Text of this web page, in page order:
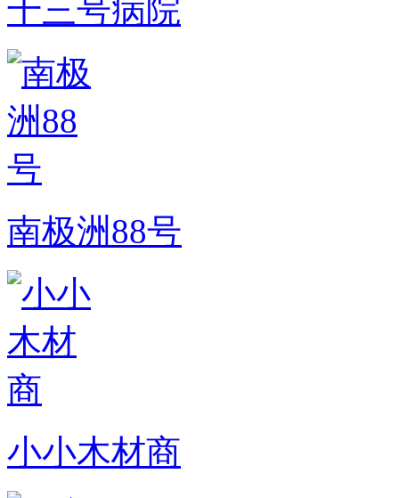
十三号病院
南极洲88号
小小木材商